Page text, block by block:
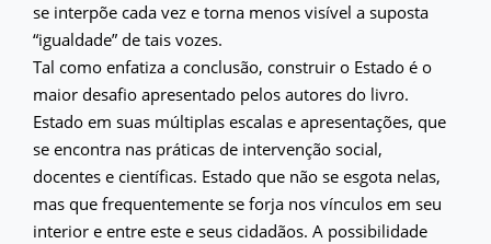
se interpõe cada vez e torna menos visível a suposta
“igualdade” de tais vozes.
Tal como enfatiza a conclusão, construir o Estado é o
maior desafio apresentado pelos autores do livro.
Estado em suas múltiplas escalas e apresentações, que
se encontra nas práticas de intervenção social,
docentes e científicas. Estado que não se esgota nelas,
mas que frequentemente se forja nos vínculos em seu
interior e entre este e seus cidadãos. A possibilidade